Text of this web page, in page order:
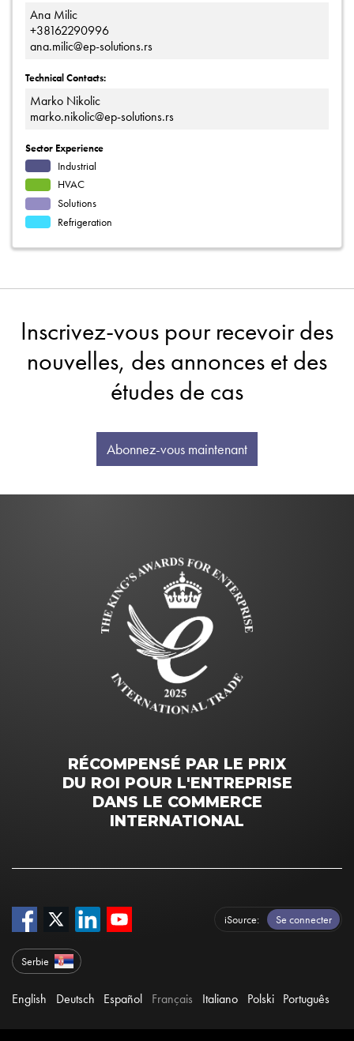
Ana Milic
+38162290996
ana.milic@ep-solutions.rs
Technical Contacts:
Marko Nikolic
marko.nikolic@ep-solutions.rs
Sector Experience
Industrial
HVAC
Solutions
Refrigeration
Inscrivez-vous pour recevoir des
nouvelles, des annonces et des
études de cas
Abonnez-vous maintenant
RÉCOMPENSÉ PAR LE PRIX
DU ROI POUR L'ENTREPRISE
DANS LE COMMERCE
INTERNATIONAL
iSource Se connecter
Serbie
English Deutsch Español Français Italiano Polski Português